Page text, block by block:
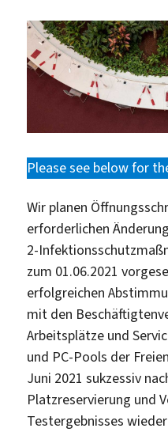
Please see below for
Wir planen
erforderlichen
2-
zum 01.06.2021
erfolgreichen
mit den
Arbeitsplätze und
und PC-Pools der
Juni 2021 sukzessiv
Platzreservierung und
Testergebnisses